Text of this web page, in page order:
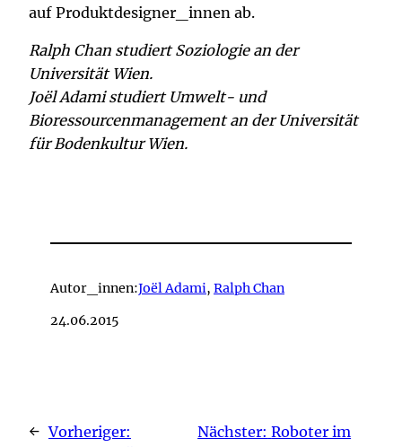
auf Produktdesigner_innen ab.
Ralph Chan studiert Soziologie an der
Universität Wien.
Joël Adami studiert Umwelt- und
Bioressourcenmanagement an der Universität
für Bodenkultur Wien.
Autor_innen:Joël Adami, Ralph Chan
24.06.2015
← Vorheriger:
Nächster: Roboter im